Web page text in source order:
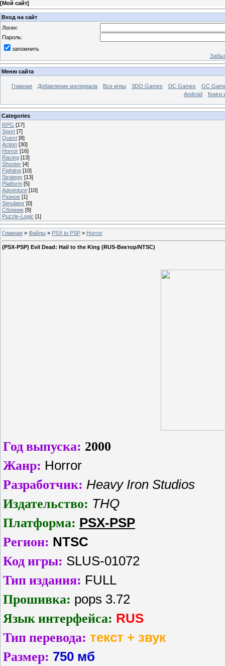
[Мой сайт]
Вход на сайт
Логин:
Пароль:
запомнить
Меню сайта
Главная Добавление материала Все игры 3DO Games DC Games
GC
Android
Книги
Categories
RPG [17]
Sport [7]
Quest [8]
Action [30]
Horror [16]
Racing [13]
Shooter [4]
Fighting [10]
Strategy [13]
Platform [5]
Adventure [10]
Разное [1]
Simulator [0]
Сборник [9]
Puzzle-Logic [1]
Главная » Файлы » PSX to PSP » Horror
(PSX-PSP) Evil Dead: Hail to the King (RUS-Вектор/NTSC)
Год выпуска: 2000
Жанр: Horror
Разработчик: Heavy Iron Studios
Издательство: THQ
Платформа: PSX-PSP
Регион: NTSC
Код игры: SLUS-01072
Тип издания: FULL
Прошивка: pops 3.72
Язык интерфейса: RUS
Тип перевода: текст + звук
Размер: 750 мб